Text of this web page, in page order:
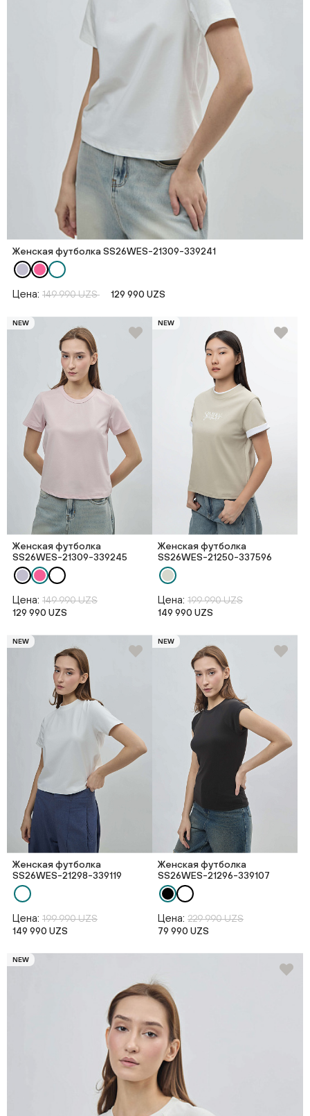
Женская футболка SS26WES-21309-339241
Цена: 149 990 UZS 129 990 UZS
NEW
Женская футболка
SS26WES-21309-339245
Цена: 149 990 UZS
129 990 UZS
NEW
Женская футболка
SS26WES-21250-337596
Цена: 199 990 UZS
149 990 UZS
NEW
Женская футболка
SS26WES-21298-339119
Цена: 199 990 UZS
149 990 UZS
NEW
Женская футболка
SS26WES-21296-339107
Цена: 229 990 UZS
79 990 UZS
NEW